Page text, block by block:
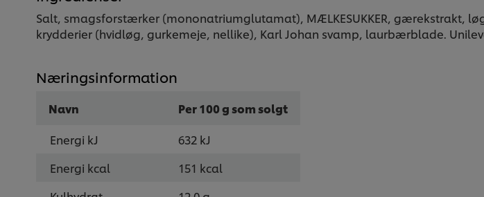
Salt, smagsforstærker (mononatriumglutamat), MÆLKESUKKER, gærekstrakt,
krydderier (hvidløg, gurkemeje, nellike), Karl Johan svamp, laurbærblade.
Næringsinformation
Navn
Per 100 g som solgt
Energi kJ
632 kJ
Energi kcal
151 kcal